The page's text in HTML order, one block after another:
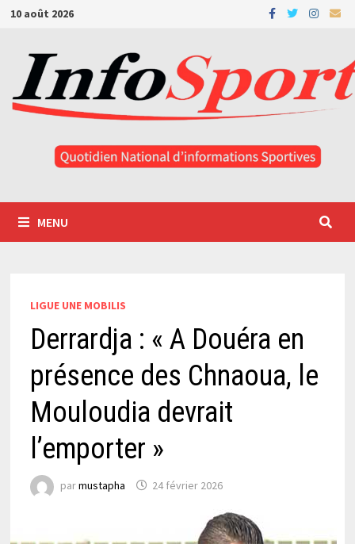
Passer
contenu
10 août 2026
MENU
LIGUE UNE MOBILIS
Derrardja : « A Douéra en
présence des Chnaoua, le
Mouloudia devrait
l’emporter »
parmustapha 24 février 2026